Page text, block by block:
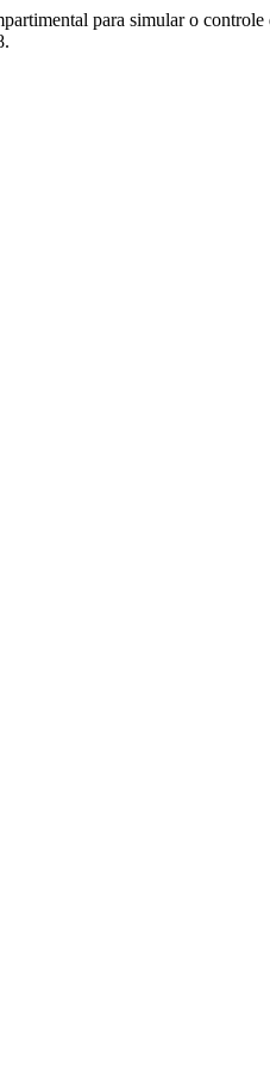
para simular o